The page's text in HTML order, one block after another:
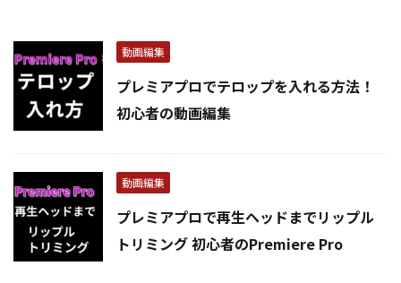
動画編集
プレミアプロでテロップを入れる方法！
初心者の動画編集
動画編集
プレミアプロで再生ヘッドまでリップル
トリミング 初心者のPremiere Pro